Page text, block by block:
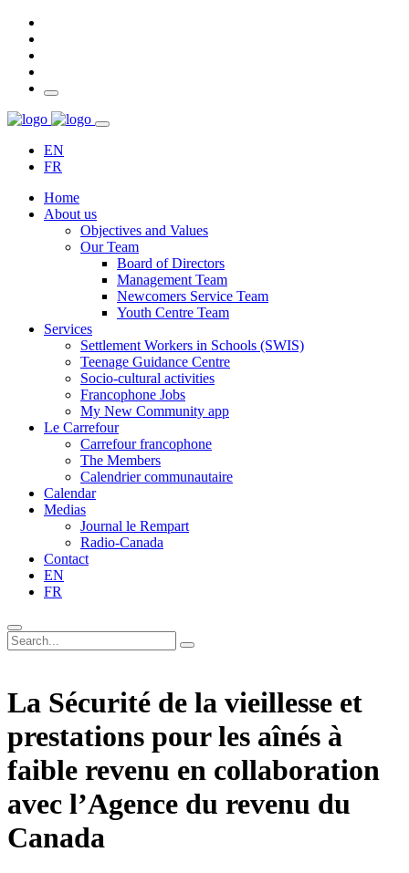
EN
FR
Home
About us
Objectives and Values
Our Team
Board of Directors
Management Team
Newcomers Service Team
Youth Centre Team
Services
Settlement Workers in Schools (SWIS)
Teenage Guidance Centre
Socio-cultural activities
Francophone Jobs
My New Community app
Le Carrefour
Carrefour francophone
The Members
Calendrier communautaire
Calendar
Medias
Journal le Rempart
Radio-Canada
Contact
EN
FR
La Sécurité de la vieillesse et
prestations pour les aînés à
faible revenu en collaboration
avec l’Agence du revenu du
Canada